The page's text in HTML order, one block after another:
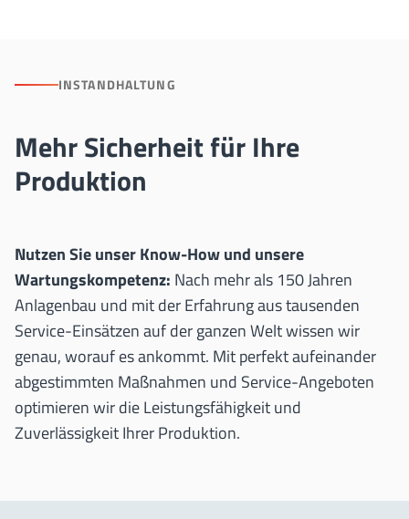
INSTANDHALTUNG
Mehr Sicherheit für Ihre
Produktion
Nutzen Sie unser Know-How und unsere
Wartungskompetenz: Nach mehr als 150 Jahren
Anlagenbau und mit der Erfahrung aus tausenden
Service-Einsätzen auf der ganzen Welt wissen wir
genau, worauf es ankommt. Mit perfekt aufeinander
abgestimmten Maßnahmen und Service-Angeboten
optimieren wir die Leistungsfähigkeit und
Zuverlässigkeit Ihrer Produktion.